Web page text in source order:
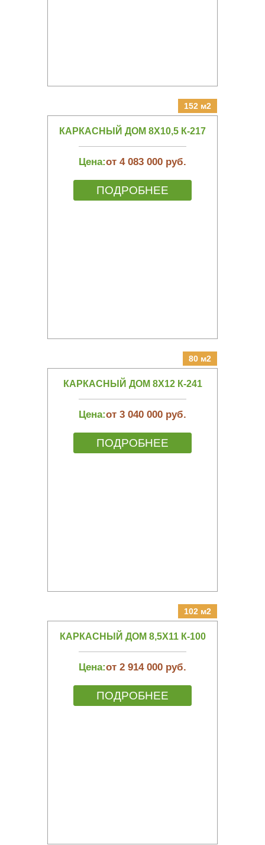
152 м2
КАРКАСНЫЙ ДОМ 8Х10,5 К-217
Цена:от 4 083 000 руб.
ПОДРОБНЕЕ
80 м2
КАРКАСНЫЙ ДОМ 8Х12 К-241
Цена:от 3 040 000 руб.
ПОДРОБНЕЕ
102 м2
КАРКАСНЫЙ ДОМ 8,5Х11 К-100
Цена:от 2 914 000 руб.
ПОДРОБНЕЕ